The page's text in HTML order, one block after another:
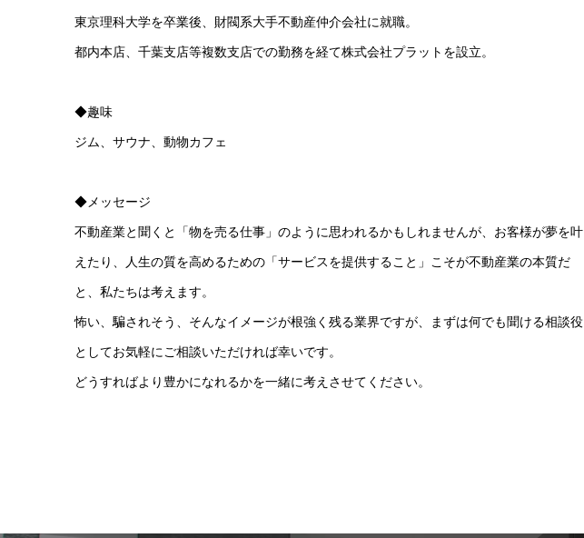
東京理科大学を卒業後、財閥系大手不動産仲介会社に就職。
都内本店、千葉支店等複数支店での勤務を経て株式会社プラットを設立。
◆趣味
ジム、サウナ、動物カフェ
◆メッセージ
不動産業と聞くと「物を売る仕事」のように思われるかもしれませんが、お客様が夢を叶
えたり、人生の質を高めるための「サービスを提供すること」こそが不動産業の本質だ
と、私たちは考えます。
怖い、騙されそう、そんなイメージが根強く残る業界ですが、まずは何でも聞ける相談役
としてお気軽にご相談いただければ幸いです。
どうすればより豊かになれるかを一緒に考えさせてください。